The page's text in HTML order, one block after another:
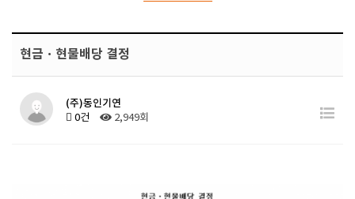
현금ㆍ현물배당 결정
(주)동인기연
0건 2,949회